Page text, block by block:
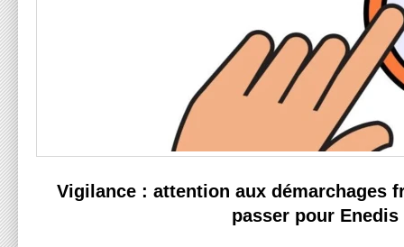
Vigilance : attention aux démarchages
passer pour Enedis